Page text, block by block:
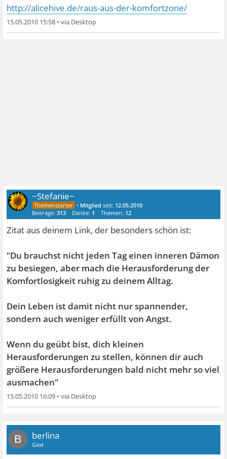
http://alicehive.de/raus-aus-der-komfortzone/
15.05.2010 15:58 •
~Stefanie~
• Mitglied seit: 12.05.2010
Beiträge:313 Danke: 1 Themen: 12
Zitat aus deinem Link, der besonders schön ist:
"Du brauchst nicht jeden Tag einen inneren Dämon
zu besiegen, aber mach die Herausforderung der
Komfortlosigkeit ruhig zu deinem Alltag.
Dein Leben ist damit nicht nur spannender,
sondern auch weniger erfüllt von Angst.
Wenn du geübt bist, dich kleinen
Herausforderungen zu stellen, können dir auch
größere Herausforderungen bald nicht mehr so viel
ausmachen"
15.05.2010 16:09 •
B berlina
Gast